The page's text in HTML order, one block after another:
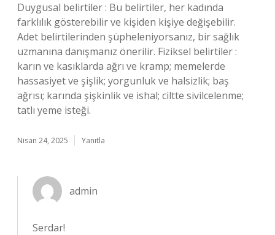
Duygusal belirtiler : Bu belirtiler, her kadında
farklılık gösterebilir ve kişiden kişiye değişebilir.
Adet belirtilerinden şüpheleniyorsanız, bir sağlık
uzmanına danışmanız önerilir. Fiziksel belirtiler :
karın ve kasıklarda ağrı ve kramp; memelerde
hassasiyet ve şişlik; yorgunluk ve halsizlik; baş
ağrısı; karında şişkinlik ve ishal; ciltte sivilcelenme;
tatlı yeme isteği.
Nisan 24, 2025 Yanıtla
admin
Serdar!